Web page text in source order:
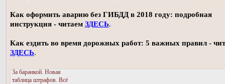
Как оформить аварию без ГИБДД в 2018 году: подробная
инструкция - читаем ЗДЕСЬ.
Как ездить во время дорожных работ: 5 важных правил -
ЗДЕСЬ.
За баранкой. Новая
таблица штрафов. Всё